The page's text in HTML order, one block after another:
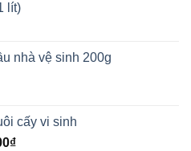
lít)
nhà vệ sinh 200g
cấy vi sinh
₫